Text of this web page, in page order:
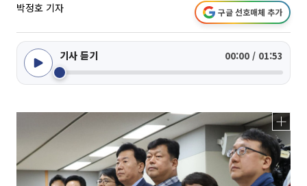
박정호 기자 구글 선호매체 추가
기사 듣기 00:00 / 01:53